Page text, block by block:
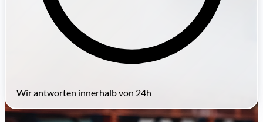
Wir antworten innerhalb von 24h